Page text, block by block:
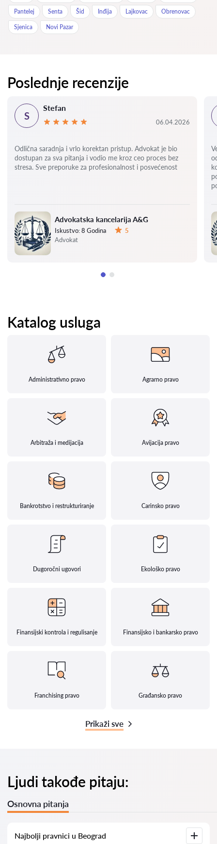
Pantelej Senta Šid Inđija Lajkovac Obrenovac
Sjenica Novi Pazar
Poslednje recenzije
Advokatska kancelarija A&G
Iskustvo:8 Godina
5
Advokat
S
Stefan
06.04.2026
Odlična saradnja i vrlo korektan pristup. Advokat je bio
dostupan za sva pitanja i vodio me kroz ceo proces bez
stresa. Sve preporuke za profesionalnost i posvećenost
Katalog usluga
Administrativno pravo Agrarno pravo
Arbitraža i medijacija Avijacija pravo
Bankrotstvo i restrukturiranje Carinsko pravo
Dugoročni ugovori Ekološko pravo
Finansijski kontrola i regulisanje Finansijsko i bankarsko pravo
Franchising pravo Građansko pravo
Prikaži sve
Ljudi takođe pitaju:
Osnovna pitanja
Najbolji pravnici u Beograd